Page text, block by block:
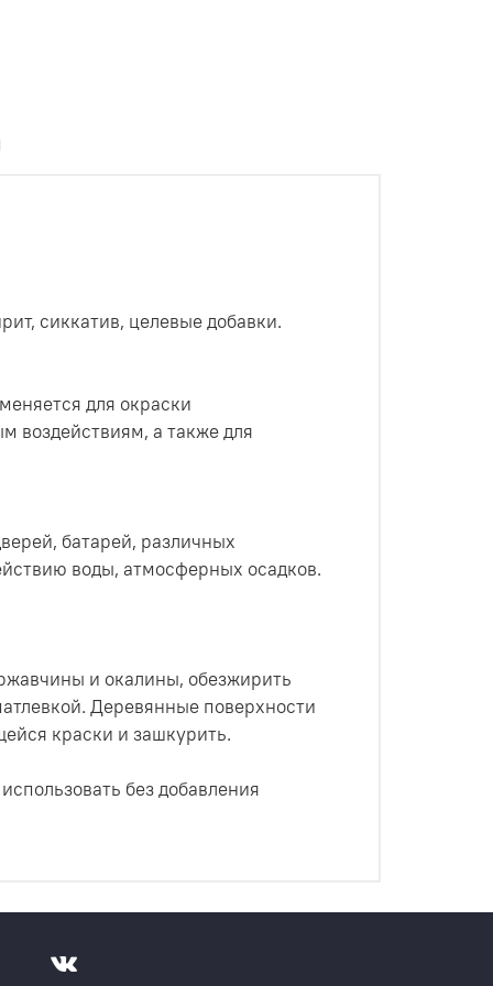
сиккатив, целевые добавки.
для окраски
воздействиям, а также для
батарей, различных
воды, атмосферных осадков.
и окалины, обезжирить
Деревянные поверхности
краски и зашкурить.
без добавления